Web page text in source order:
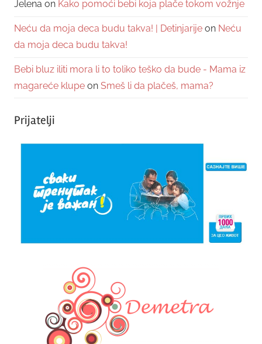
Jelena on Kako pomoći bebi koja plače tokom vožnje
Neću da moja deca budu takva! | Detinjarije on Neću
da moja deca budu takva!
Bebi bluz iliti mora li to toliko teško da bude - Mama iz
magareće klupe on Smeš li da plačeš, mama?
Prijatelji